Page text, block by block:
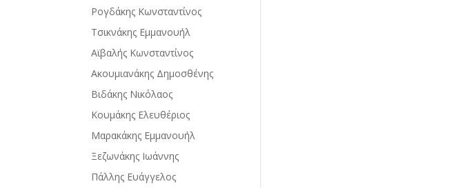
Ρογδάκης Κωνσταντίνος
Τσικνάκης Εμμανουήλ
Αϊβαλής Κωνσταντίνος
Ακουμιανάκης Δημοσθένης
Βιδάκης Νικόλαος
Κουμάκης Ελευθέριος
Μαρακάκης Εμμανουήλ
Ξεζωνάκης Ιωάννης
Πάλλης Ευάγγελος